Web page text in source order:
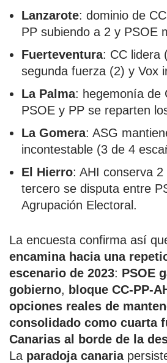
Lanzarote: dominio de
PP subiendo a 2 y PSOE
Fuerteventura: CC lidera
segunda fuerza (2) y Vox
La Palma: hegemonía de
PSOE y PP se reparten
La Gomera: ASG
incontestable (3 de 4
El Hierro: AHI conserva 2
tercero se disputa entre
Agrupación Electoral.
La encuesta confirma así
encamina hacia una
escenario de 2023: PSOE
gobierno, bloque CC-PP-
opciones reales de
consolidado como cuarta
Canarias al borde de la
La paradoja canaria